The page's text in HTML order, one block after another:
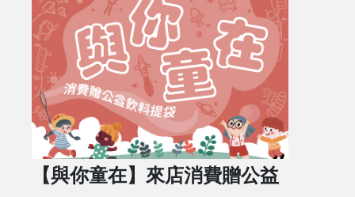
【與你童在】來店消費贈公益